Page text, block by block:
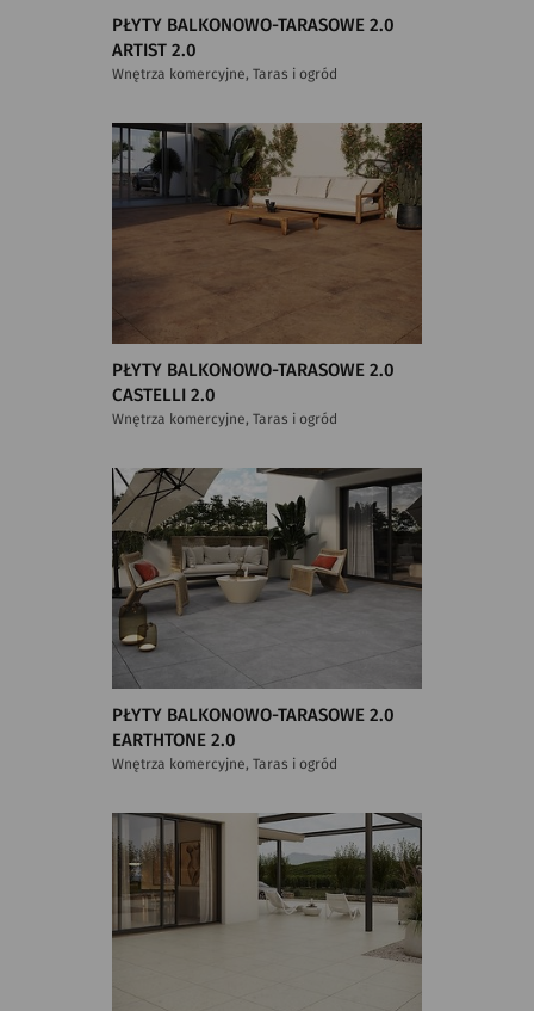
PŁYTY BALKONOWO-TARASOWE 2.0
ARTIST 2.0
Wnętrza komercyjne, Taras i ogród
PŁYTY BALKONOWO-TARASOWE 2.0
CASTELLI 2.0
Wnętrza komercyjne, Taras i ogród
PŁYTY BALKONOWO-TARASOWE 2.0
EARTHTONE 2.0
Wnętrza komercyjne, Taras i ogród